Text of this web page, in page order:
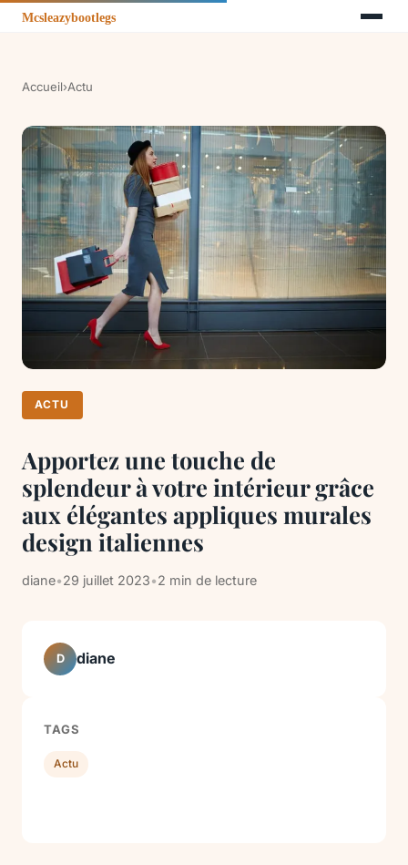
Accueil›Actu
ACTU
Apportez une touche de
splendeur à votre intérieur grâce
aux élégantes appliques murales
design italiennes
diane•29 juillet 2023•2 min de lecture
D diane
TAGS
Actu